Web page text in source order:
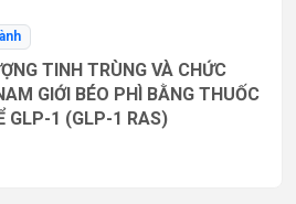
TINH TRÙNG VÀ CHỨC
GIỚI BÉO PHÌ BẰNG THUỐC
GLP-1 (GLP-1 RAS)